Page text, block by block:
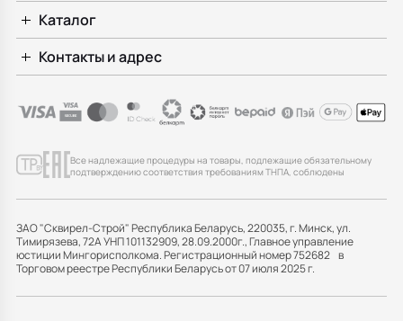
Каталог
Контакты и адрес
Все надлежащие процедуры на товары, подлежащие обязательному
подтверждению соответствия требованиям ТНПА, соблюдены
ЗАО "Сквирел-Строй" Республика Беларусь, 220035, г. Минск, ул.
Тимирязева, 72А УНП 101132909, 28.09.2000г., Главное управление
юстиции Мингорисполкома. Регистрационный номер 752682 в
Торговом реестре Республики Беларусь от 07 июля 2025 г.